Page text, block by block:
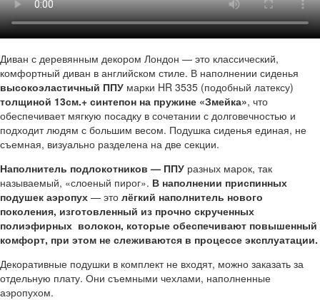
Диван с деревянным декором Лондон — это классический,
комфортный диван в английском стиле. В наполнении сиденья
высокоэластичный ППУ марки HR 3535 (подобный латексу)
толщиной 13см.+ синтепон на пружине «Змейка», что
обеспечивает мягкую посадку в сочетании с долговечностью и
подходит людям с большим весом. Подушка сиденья единая, не
съемная, визуально разделена на две секции.
Наполнитель подлокотников — ППУ разных марок, так
называемый, «слоеный пирог». В наполнении приспинных
подушек аэропух — это лёгкий наполнитель нового
поколения, изготовленный из прочно скрученных
полиэфирных волокон, которые обеспечивают повышенный
комфорт, при этом не слеживаются в процессе эксплуатации.
Декоративные подушки в комплект не входят, можно заказать за
отдельную плату. Они съемными чехлами, наполненные
аэропухом.